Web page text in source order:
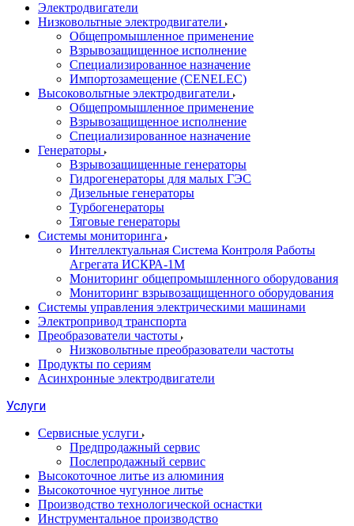
Электродвигатели
Низковольтные электродвигатели
Общепромышленное применение
Взрывозащищенное исполнение
Специализированное назначение
Импортозамещение (CENELEC)
Высоковольтные электродвигатели
Общепромышленное применение
Взрывозащищенное исполнение
Специализированное назначение
Генераторы
Взрывозащищенные генераторы
Гидрогенераторы для малых ГЭС
Дизельные генераторы
Турбогенераторы
Тяговые генераторы
Системы мониторинга
Интеллектуальная Система Контроля Работы
Агрегата ИСКРА-1М
Мониторинг общепромышленного оборудования
Мониторинг взрывозащищенного оборудования
Системы управления электрическими машинами
Электропривод транспорта
Преобразователи частоты
Низковольтные преобразователи частоты
Продукты по сериям
Асинхронные электродвигатели
Услуги
Сервисные услуги
Предпродажный сервис
Послепродажный сервис
Высокоточное литье из алюминия
Высокоточное чугунное литье
Производство технологической оснастки
Инструментальное производство